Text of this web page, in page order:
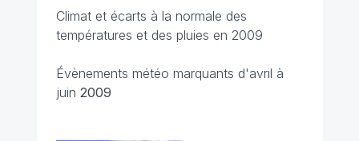
Climat et écarts à la normale des
températures et des pluies en 2009
Évènements météo marquants d'avril à
juin 2009